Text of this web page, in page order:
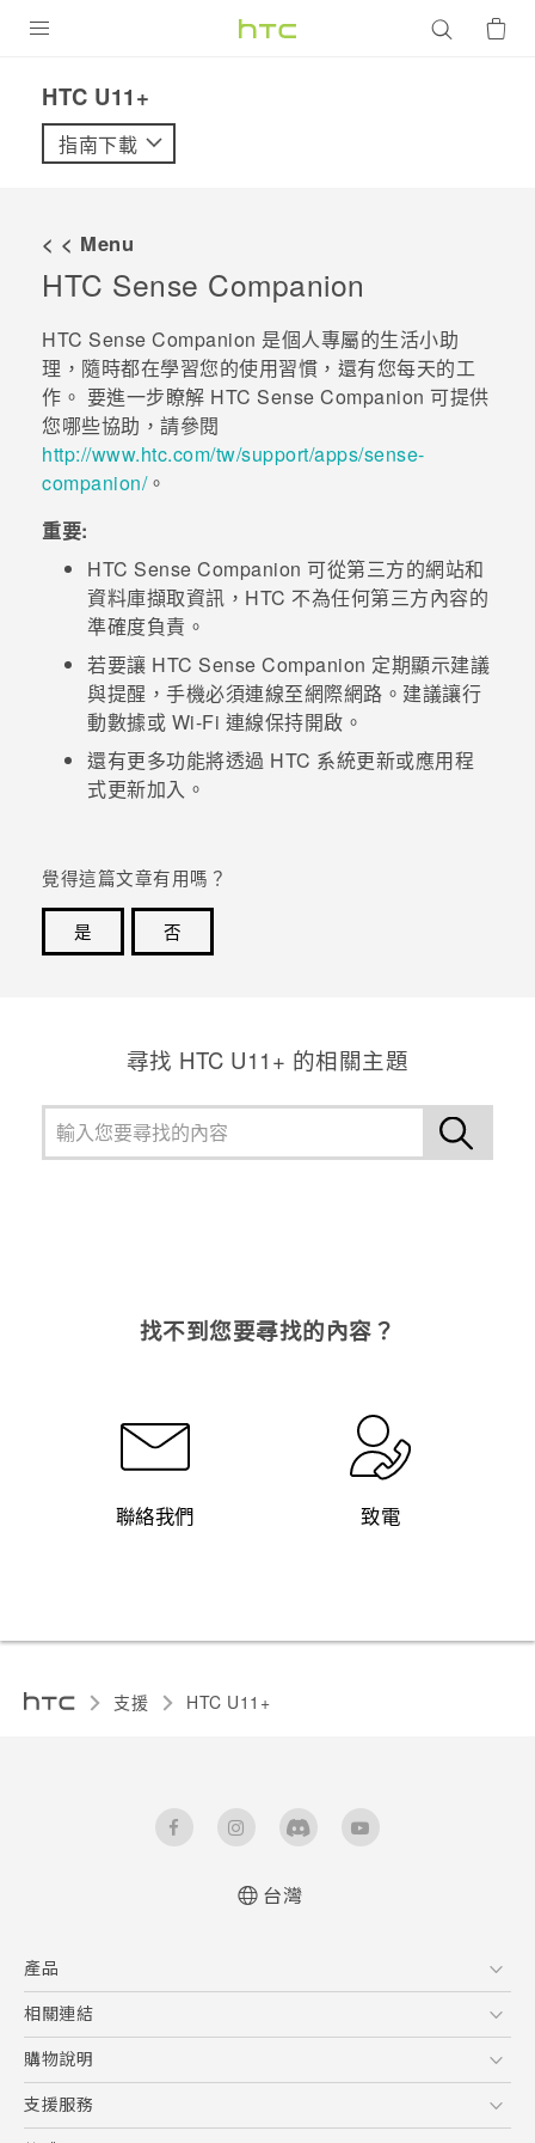
VIVE
優惠專區
焦點訊息
校園專案
銷售門市
銷售通路
支援服務
VIVELAND
HTC U11+‎
指南下載
< < Menu
HTC Sense Companion
HTC Sense Companion 是個人專屬的生活小助
理，隨時都在學習您的使用習慣，還有您每天的工
作。 要進一步瞭解 HTC Sense Companion 可提供
您哪些協助，請參閱
http://www.htc.com/tw/support/apps/sense-
companion/。
重要:
HTC Sense Companion 可從第三方的網站和
資料庫擷取資訊，HTC 不為任何第三方內容的
準確度負責。
若要讓 HTC Sense Companion 定期顯示建議
與提醒，手機必須連線至網際網路。建議讓行
動數據或 Wi-Fi 連線保持開啟。
還有更多功能將透過 HTC 系統更新或應用程
式更新加入。
覺得這篇文章有用嗎？
是
否
尋找 HTC U11+ 的相關主題
找不到您要尋找的內容？
聯絡我們 致電
支援 HTC U11+‎
台灣
產品
5G
智慧型手機
配件
相關連結
HTC Research
購物說明
購物須知
訂單管理
支援服務